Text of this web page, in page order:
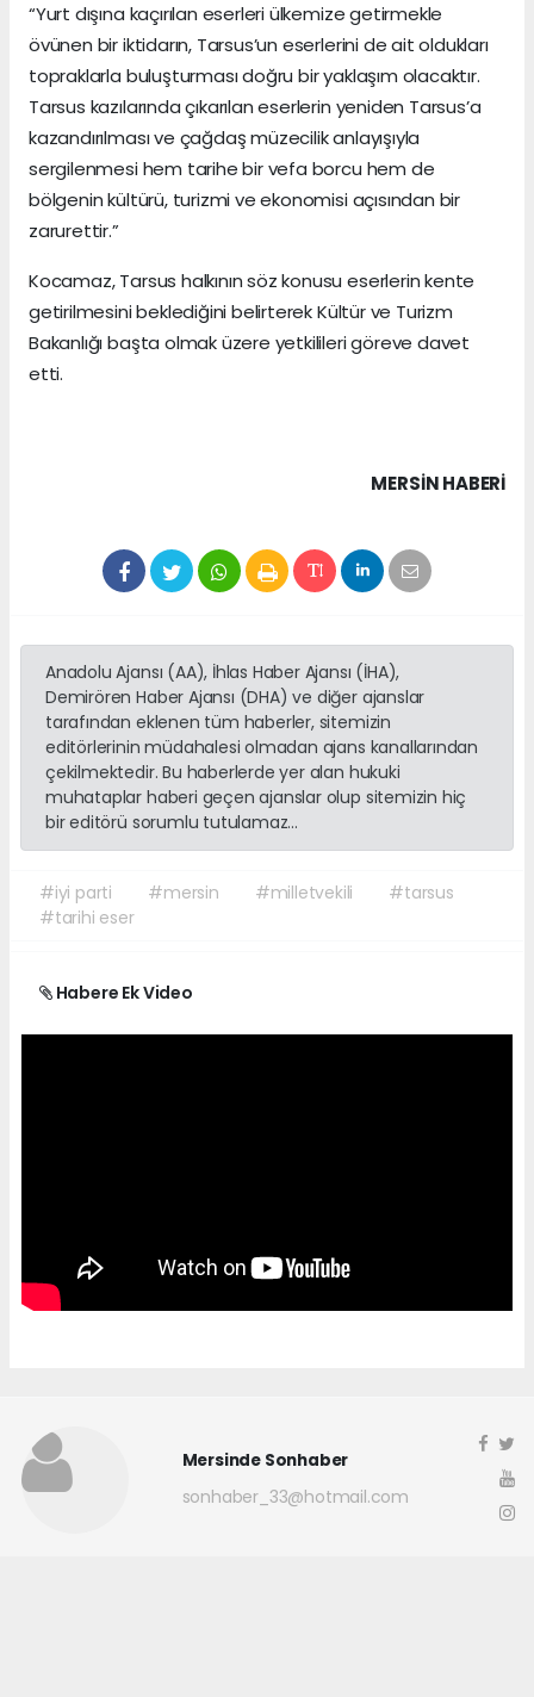
“Yurt dışına kaçırılan eserleri ülkemize getirmekle
övünen bir iktidarın, Tarsus’un eserlerini de ait oldukları
topraklarla buluşturması doğru bir yaklaşım olacaktır.
Tarsus kazılarında çıkarılan eserlerin yeniden Tarsus’a
kazandırılması ve çağdaş müzecilik anlayışıyla
sergilenmesi hem tarihe bir vefa borcu hem de
bölgenin kültürü, turizmi ve ekonomisi açısından bir
zarurettir.”
Kocamaz, Tarsus halkının söz konusu eserlerin kente
getirilmesini beklediğini belirterek Kültür ve Turizm
Bakanlığı başta olmak üzere yetkilileri göreve davet
etti.
MERSIN HABERİ
Anadolu Ajansı (AA), İhlas Haber Ajansı (İHA),
Demirören Haber Ajansı (DHA) ve diğer ajanslar
tarafından eklenen tüm haberler, sitemizin
editörlerinin müdahalesi olmadan ajans kanallarından
çekilmektedir. Bu haberlerde yer alan hukuki
muhataplar haberi geçen ajanslar olup sitemizin hiç
bir editörü sorumlu tutulamaz...
#iyi parti #mersin #milletvekili
#tarsus
#tarihi eser
Habere Ek Video
Mersinde Sonhaber
sonhaber_33@hotmail.com